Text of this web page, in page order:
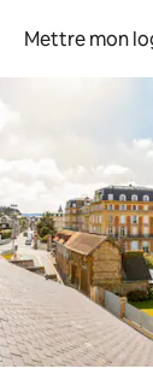
Mettre mon